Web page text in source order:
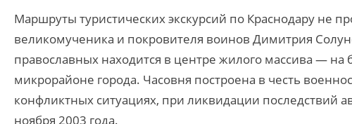
Маршруты туристических экскурсий по Краснодару не
великомученика и покровителя воинов Димитрия
православных находится в центре жилого массива —
микрорайоне города. Часовня построена в честь
конфликтных ситуациях, при ликвидации последствий
ноября 2003 года.